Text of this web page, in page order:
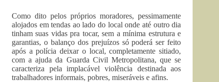
Como dito pelos próprios moradores, pessimamente
alojados em tendas ao lado do local onde até outro dia
tinham suas vidas pra tocar, sem a mínima estrutura e
garantias, o balanço dos prejuízos só poderá ser feito
após a polícia deixar o local, completamente sitiado,
com a ajuda da Guarda Civil Metropolitana, que se
caracteriza pela implacável violência destinada aos
trabalhadores informais, pobres, miseráveis e afins.